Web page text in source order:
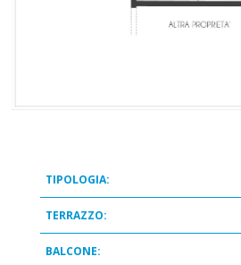
TIPOLOGIA:
TERRAZZO:
BALCONE: